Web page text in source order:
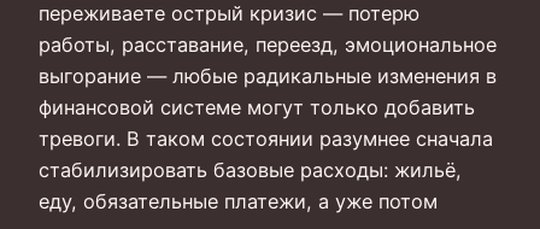
переживаете острый кризис — потерю
работы, расставание, переезд, эмоциональное
выгорание — любые радикальные изменения в
финансовой системе могут только добавить
тревоги. В таком состоянии разумнее сначала
стабилизировать базовые расходы: жильё,
еду, обязательные платежи, а уже потом